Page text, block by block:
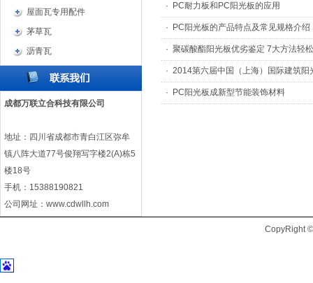
屋面瓦专用配件
茅草瓦
沥青瓦
成都万联立合科技有限公司
地址：四川省成都市青白江区弥牟
镇八阵大道77号俊翔写字楼2(A)栋5
楼18号
手机：15388190821
公司网址： www.cdwllh.com
· PC耐力板和PC阳光板的应用
· PC阳光板的产品特点及常见规格介绍
· 聚碳酸酯阳光板优劣鉴定 7大方法轻
· 2014第六届中国（上海）国际建筑阳
· PC阳光板成新型节能装饰材料
CopyRight